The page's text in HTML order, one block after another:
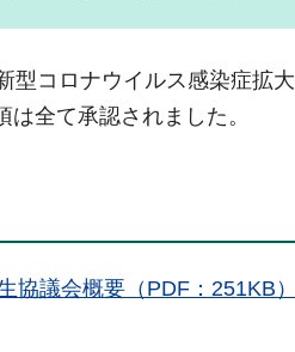
型コロナウイルス感染症拡
全て承認されました。
協議会概要（PDF：251KB）